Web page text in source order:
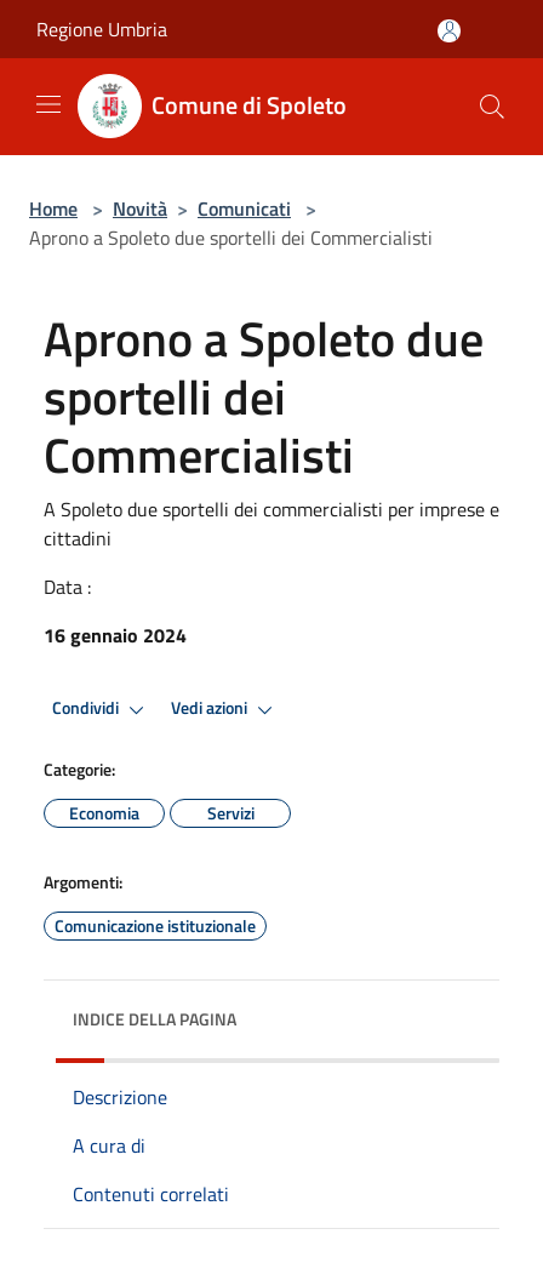
Regione Umbria
Comune di Spoleto
Home > Novità > Comunicati >
Aprono a Spoleto due sportelli dei Commercialisti
Aprono a Spoleto due
sportelli dei
Commercialisti
A Spoleto due sportelli dei commercialisti per imprese e
cittadini
Data :
16 gennaio 2024
Condividi Vedi azioni
Categorie:
Economia
Servizi
Argomenti:
Comunicazione istituzionale
INDICE DELLA PAGINA
Descrizione
A cura di
Contenuti correlati